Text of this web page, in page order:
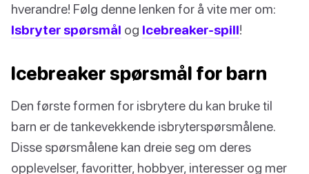
hverandre! Følg denne lenken for å vite mer om:
Isbryter spørsmål og Icebreaker-spill!
Icebreaker spørsmål for barn
Den første formen for isbrytere du kan bruke til
barn er de tankevekkende isbryterspørsmålene.
Disse spørsmålene kan dreie seg om deres
opplevelser, favoritter, hobbyer, interesser og mer